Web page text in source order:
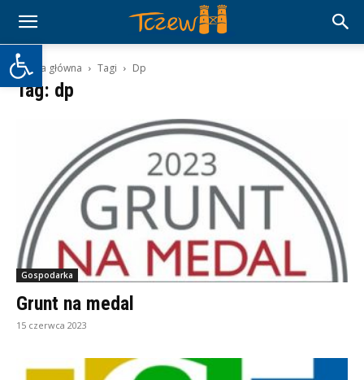
Otwórz pasek narzędzi
Strona główna Tagi Dp
Tag: dp
Gospodarka
Grunt na medal
15 czerwca 2023